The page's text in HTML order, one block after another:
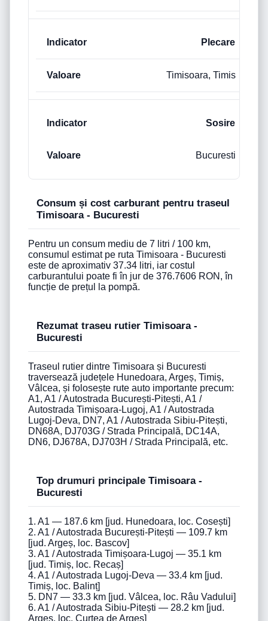
Plecare
Timisoara, Timis
Sosire
Bucuresti
Consum și cost carburant pentru traseul
Timisoara - Bucuresti
Pentru un consum mediu de 7 litri / 100 km,
consumul estimat pe ruta Timisoara - Bucuresti
este de aproximativ 37.34 litri, iar costul
carburantului poate fi în jur de 376.7606 RON, în
funcție de prețul la pompă.
Rezumat traseu rutier Timisoara -
Bucuresti
Traseul rutier dintre Timisoara și Bucuresti
traversează județele Hunedoara, Argeș, Timiș,
Vâlcea, și folosește rute auto importante precum:
A1, A1 / Autostrada București-Pitești, A1 /
Autostrada Timișoara-Lugoj, A1 / Autostrada
Lugoj-Deva, DN7, A1 / Autostrada Sibiu-Pitești,
DN68A, DJ703G / Strada Principală, DC14A,
DN6, DJ678A, DJ703H / Strada Principală, etc.
Top drumuri principale Timisoara -
Bucuresti
1. A1 — 187.6 km [jud. Hunedoara, loc. Cosești]
2. A1 / Autostrada București-Pitești — 109.7 km
[jud. Argeș, loc. Bascov]
3. A1 / Autostrada Timișoara-Lugoj — 35.1 km
[jud. Timiș, loc. Recaș]
4. A1 / Autostrada Lugoj-Deva — 33.4 km [jud.
Timiș, loc. Balinț]
5. DN7 — 33.3 km [jud. Vâlcea, loc. Râu Vadului]
6. A1 / Autostrada Sibiu-Pitești — 28.2 km [jud.
Argeș, loc. Curtea de Argeș]